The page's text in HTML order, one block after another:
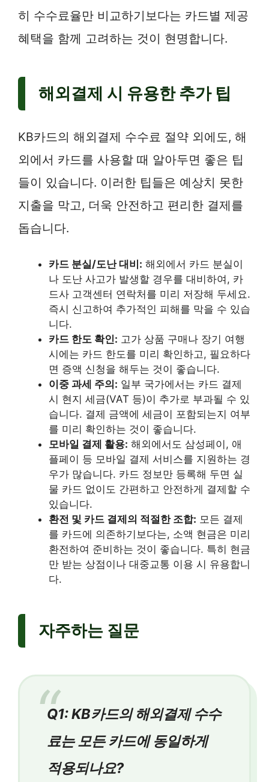
히 수수료율만 비교하기보다는 카드별 제공
혜택을 함께 고려하는 것이 현명합니다.
해외결제 시 유용한 추가 팁
KB카드의 해외결제 수수료 절약 외에도, 해
외에서 카드를 사용할 때 알아두면 좋은 팁
들이 있습니다. 이러한 팁들은 예상치 못한
지출을 막고, 더욱 안전하고 편리한 결제를
돕습니다.
카드 분실/도난 대비: 해외에서 카드 분실이
나 도난 사고가 발생할 경우를 대비하여, 카
드사 고객센터 연락처를 미리 저장해 두세요.
즉시 신고하여 추가적인 피해를 막을 수 있습
니다.
카드 한도 확인: 고가 상품 구매나 장기 여행
시에는 카드 한도를 미리 확인하고, 필요하다
면 증액 신청을 해두는 것이 좋습니다.
이중 과세 주의: 일부 국가에서는 카드 결제
시 현지 세금(VAT 등)이 추가로 부과될 수 있
습니다. 결제 금액에 세금이 포함되는지 여부
를 미리 확인하는 것이 좋습니다.
모바일 결제 활용: 해외에서도 삼성페이, 애
플페이 등 모바일 결제 서비스를 지원하는 경
우가 많습니다. 카드 정보만 등록해 두면 실
물 카드 없이도 간편하고 안전하게 결제할 수
있습니다.
환전 및 카드 결제의 적절한 조합: 모든 결제
를 카드에 의존하기보다는, 소액 현금은 미리
환전하여 준비하는 것이 좋습니다. 특히 현금
만 받는 상점이나 대중교통 이용 시 유용합니
다.
자주하는 질문
Q1: KB카드의 해외결제 수수
료는 모든 카드에 동일하게
적용되나요?